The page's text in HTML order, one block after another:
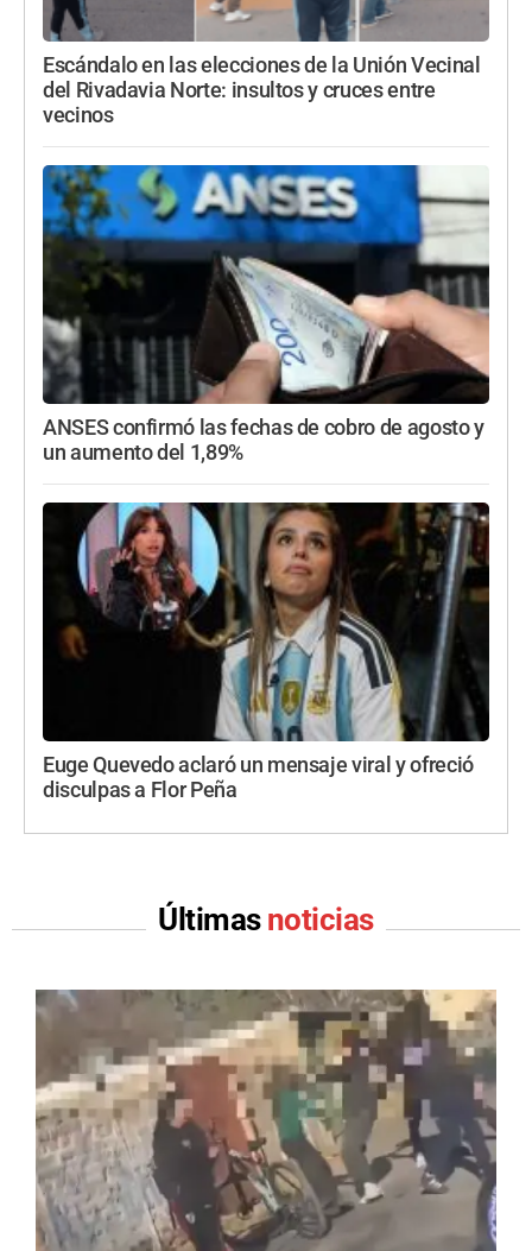
Escándalo en las elecciones de la Unión Vecinal
del Rivadavia Norte: insultos y cruces entre
vecinos
ANSES confirmó las fechas de cobro de agosto y
un aumento del 1,89%
Euge Quevedo aclaró un mensaje viral y ofreció
disculpas a Flor Peña
Últimas noticias